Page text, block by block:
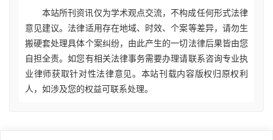
本站所刊资讯仅为学术观点交流，不构成任何形式法律
意见建议。法律适用存在地域、时效、个案等差异，请勿生
搬硬套处理具体个案纠纷，由此产生的一切法律后果皆由您
自担全责。如您有相关法律事务需要办理请联系咨询专业执
业律师获取针对性法律意见。本站刊载内容版权归原权利
人，如涉及您的权益可联系处理。